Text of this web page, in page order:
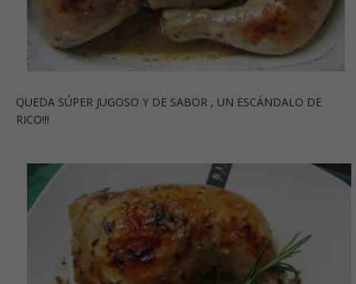
QUEDA SÚPER JUGOSO Y DE SABOR , UN ESCÁNDALO DE
RICO!!!